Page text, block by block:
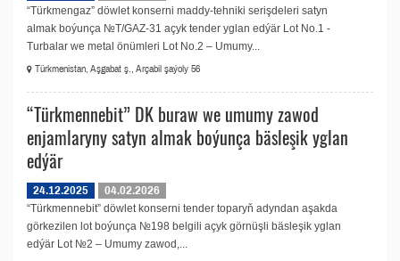
“Türkmengaz” döwlet konserni maddy-tehniki serişdeleri satyn
almak boýunça №T/GAZ-31 açyk tender yglan edýär Lot No.1 -
Turbalar we metal önümleri Lot No.2 – Umumy...
Türkmenistan, Aşgabat ş., Arçabil şaýoly 56
“Türkmennebit” DK buraw we umumy zawod
enjamlaryny satyn almak boýunça bäsleşik yglan
edýär
24.12.2025
04.02.2026
“Türkmennebit” döwlet konserni tender toparyň adyndan aşakda
görkezilen lot boýunça №198 belgili açyk görnüşli bäsleşik yglan
edýär Lot №2 – Umumy zawod,...